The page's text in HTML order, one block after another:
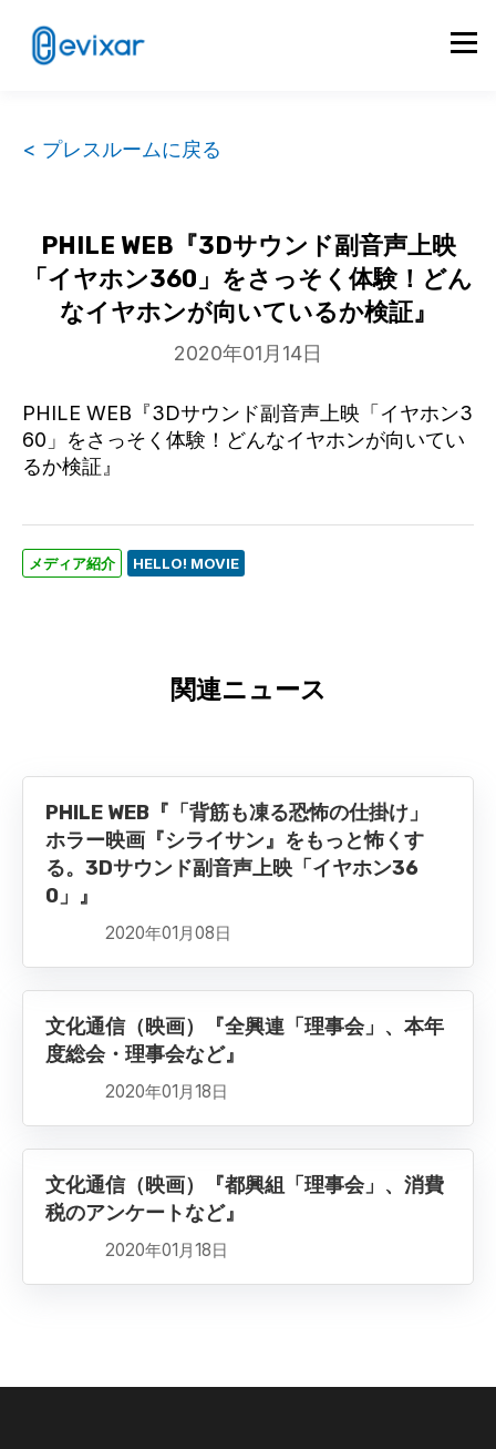
< プレスルームに戻る
PHILE WEB『3Dサウンド副音声上映
「イヤホン360」をさっそく体験！どん
なイヤホンが向いているか検証』
2020年01月14日
PHILE WEB『3Dサウンド副音声上映「イヤホン3
60」をさっそく体験！どんなイヤホンが向いてい
るか検証』
メディア紹介 HELLO! MOVIE
関連ニュース
PHILE WEB『「背筋も凍る恐怖の仕掛け」
ホラー映画『シライサン』をもっと怖くす
る。3Dサウンド副音声上映「イヤホン36
0」』
2020年01月08日
文化通信（映画）『全興連「理事会」、本年
度総会・理事会など』
2020年01月18日
文化通信（映画）『都興組「理事会」、消費
税のアンケートなど』
2020年01月18日